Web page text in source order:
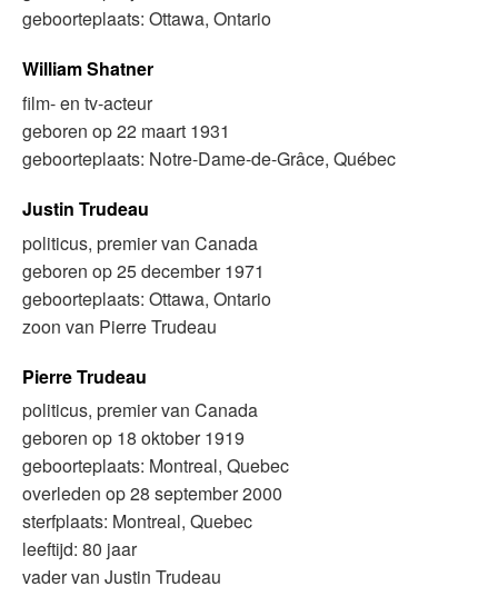
geboorteplaats: Ottawa, Ontario
William Shatner
film- en tv-acteur
geboren op 22 maart 1931
geboorteplaats: Notre-Dame-de-Grâce, Québec
Justin Trudeau
politicus, premier van Canada
geboren op 25 december 1971
geboorteplaats: Ottawa, Ontario
zoon van Pierre Trudeau
Pierre Trudeau
politicus, premier van Canada
geboren op 18 oktober 1919
geboorteplaats: Montreal, Quebec
overleden op 28 september 2000
sterfplaats: Montreal, Quebec
leeftijd: 80 jaar
vader van Justin Trudeau